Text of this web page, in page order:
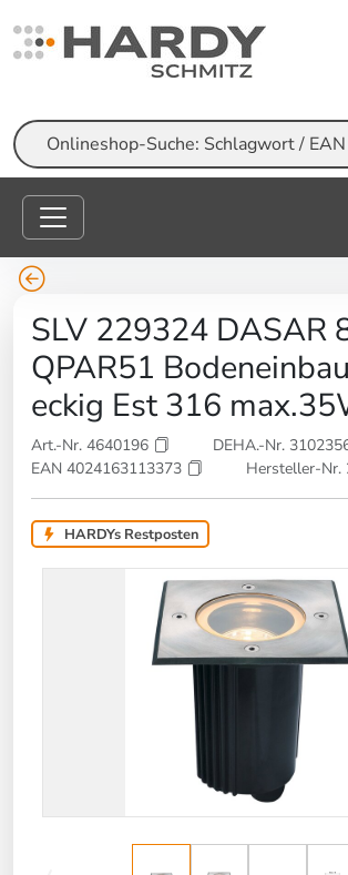
Suche
SLV 229324 DASAR
QPAR51
eckig Est 316
Art.-Nr. 4640196
DEHA.-Nr.
EAN 4024163113373
Hersteller-Nr.
HARDYs Restposten